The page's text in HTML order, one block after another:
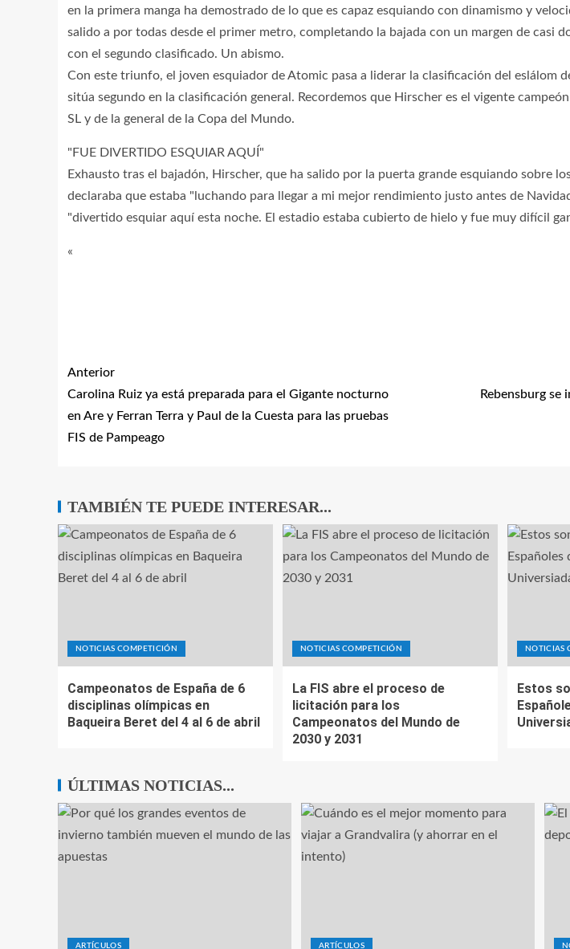
en la primera manga ha demostrado de lo que es capaz esquiando con dinamismo y
salido a por todas desde el primer metro, completando la bajada con un margen de casi
con el segundo clasificado. Un abismo.
Con este triunfo, el joven esquiador de Atomic pasa a liderar la clasificación del eslálom
sitúa segundo en la clasificación general. Recordemos que Hirscher es el vigente
SL y de la general de la Copa del Mundo.
"FUE DIVERTIDO ESQUIAR AQUÍ"
Exhausto tras el bajadón, Hirscher, que ha salido por la puerta grande esquiando sobre
declaraba que estaba "luchando para llegar a mi mejor rendimiento justo antes de
"divertido esquiar aquí esta noche. El estadio estaba cubierto de hielo y fue muy difícil
«
Anterior
Carolina Ruiz ya está preparada para el Gigante nocturno
en Are y Ferran Terra y Paul de la Cuesta para las pruebas
FIS de Pampeago
Rebensburg se
TAMBIÉN TE PUEDE INTERESAR...
NOTICIAS COMPETICIÓN
Campeonatos de España de 6
disciplinas olímpicas en
Baqueira Beret del 4 al 6 de abril
NOTICIAS COMPETICIÓN
La FIS abre el proceso de
licitación para los
Campeonatos del Mundo de
2030 y 2031
NOTICIAS
Estos
ÚLTIMAS NOTICIAS...
ARTÍCULOS ARTÍCULOS